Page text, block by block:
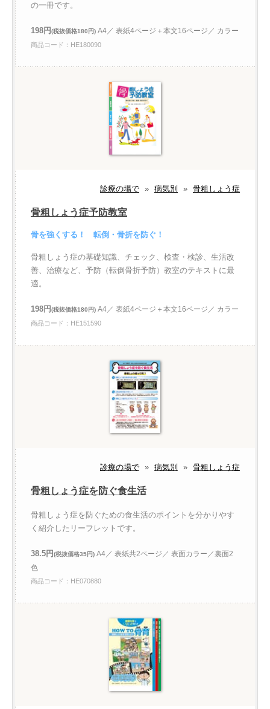
の一冊です。
198円(税抜価格180円) A4／ 表紙4ページ＋本文16ページ／ カラー
商品コード：HE180090
診療の場で » 病気別 » 骨粗しょう症
骨粗しょう症予防教室
骨を強くする！ 転倒・骨折を防ぐ！
骨粗しょう症の基礎知識、チェック、検査・検診、生活改
善、治療など、予防（転倒骨折予防）教室のテキストに最
適。
198円(税抜価格180円) A4／ 表紙4ページ＋本文16ページ／ カラー
商品コード：HE151590
診療の場で » 病気別 » 骨粗しょう症
骨粗しょう症を防ぐ食生活
骨粗しょう症を防ぐための食生活のポイントを分かりやす
く紹介したリーフレットです。
38.5円(税抜価格35円) A4／ 表紙共2ページ／ 表面カラー／裏面2
色
商品コード：HE070880